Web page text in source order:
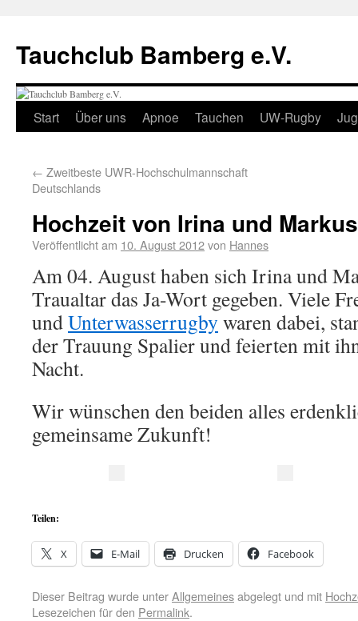
Tauchclub Bamberg e.V.
Start Über uns Apnoe Tauchen UW-Rugby
← Zweitbeste UWR-Hochschulmannschaft
Deutschlands
Hochzeit von Irina und Markus
Veröffentlicht am 10. August 2012von Hannes
Am 04. August haben sich Irina und
Traualtar das Ja-Wort gegeben. Viele
undUnterwasserrugby waren dabei,
der Trauung Spalier und feierten mit
Nacht.
Wir wünschen den beiden alles
gemeinsame Zukunft!
Teilen:
X E-Mail Drucken Facebook
Dieser Beitrag wurde unterAllgemeinesabgelegt und mit
Lesezeichen für den Permalink.